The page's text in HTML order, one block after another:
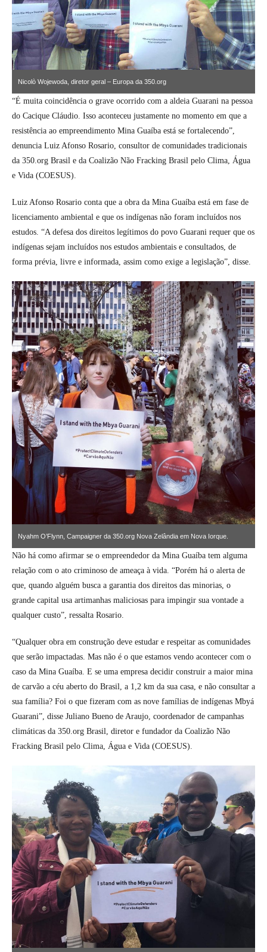
Nicolò Wojewoda, diretor geral – Europa da 350.org
e Will Bates, um dos fundadores da 350org internacional em Berlim.
“É muita coincidência o grave ocorrido com a aldeia Guarani na pessoa
do Cacique Cláudio. Isso aconteceu justamente no momento em que a
resistência ao empreendimento Mina Guaíba está se fortalecendo”,
denuncia Luiz Afonso Rosario, consultor de comunidades tradicionais
da 350.org Brasil e da Coalizão Não Fracking Brasil pelo Clima, Água
e Vida (COESUS).
Luiz Afonso Rosario conta que a obra da Mina Guaíba está em fase de
licenciamento ambiental e que os indígenas não foram incluídos nos
estudos. “A defesa dos direitos legítimos do povo Guarani requer que os
indígenas sejam incluídos nos estudos ambientais e consultados, de
forma prévia, livre e informada, assim como exige a legislação”, disse.
Nyahm O’Flynn, Campaigner da 350.org Nova Zelândia em Nova Iorque.
Não há como afirmar se o empreendedor da Mina Guaíba tem alguma
relação com o ato criminoso de ameaça à vida. “Porém há o alerta de
que, quando alguém busca a garantia dos direitos das minorias, o
grande capital usa artimanhas maliciosas para impingir sua vontade a
qualquer custo”, ressalta Rosario.
“Qualquer obra em construção deve estudar e respeitar as comunidades
que serão impactadas. Mas não é o que estamos vendo acontecer com o
caso da Mina Guaíba. E se uma empresa decidir construir a maior mina
de carvão a céu aberto do Brasil, a 1,2 km da sua casa, e não consultar a
sua família? Foi o que fizeram com as nove famílias de indígenas Mbyá
Guarani”, disse Juliano Bueno de Araujo, coordenador de campanhas
climáticas da 350.org Brasil, diretor e fundador da Coalizão Não
Fracking Brasil pelo Clima, Água e Vida (COESUS).